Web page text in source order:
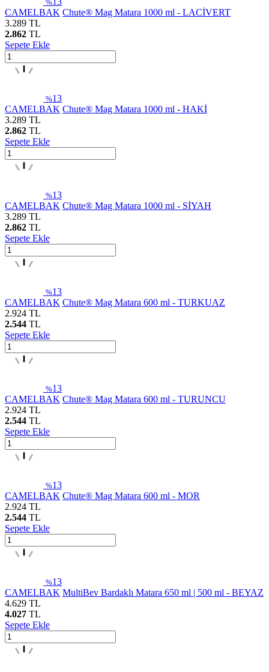
%
CAMELBAK Chute® Mag Matara 1000 ml - LACİVERT
3.289 TL
2.862 TL
Sepete Ekle
%13
CAMELBAK Chute® Mag Matara 1000 ml - HAKİ
3.289 TL
2.862 TL
Sepete Ekle
%13
CAMELBAK Chute® Mag Matara 1000 ml - SİYAH
3.289 TL
2.862 TL
Sepete Ekle
%13
CAMELBAK Chute® Mag Matara 600 ml - TURKUAZ
2.924 TL
2.544 TL
Sepete Ekle
%13
CAMELBAK Chute® Mag Matara 600 ml - TURUNCU
2.924 TL
2.544 TL
Sepete Ekle
%13
CAMELBAK Chute® Mag Matara 600 ml - MOR
2.924 TL
2.544 TL
Sepete Ekle
%13
CAMELBAK MultiBev Bardaklı Matara 650 ml | 500 ml - BEYAZ
4.629 TL
4.027 TL
Sepete Ekle